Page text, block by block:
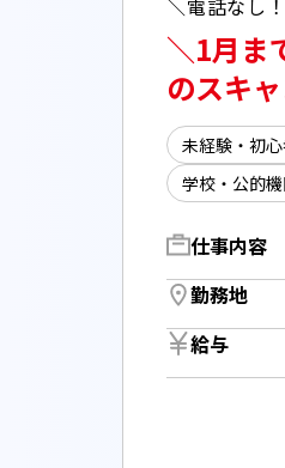
＼1月ま
のスキ
未経験・初
学校・公的機
仕事内容
勤務地
給与